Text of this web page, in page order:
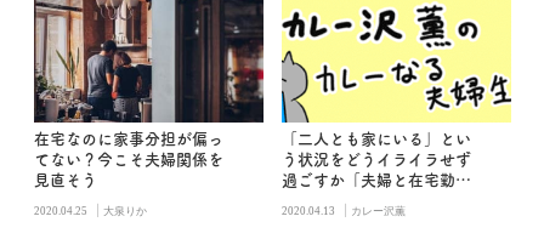
在宅なのに家事分担が偏っ
てない？今こそ夫婦関係を
見直そう
2020.04.25 | 大泉りか
「二人とも家にいる」とい
う状況をどうイライラせず
過ごすか「夫婦と在宅勤
2020.04.13 | カレー沢薫